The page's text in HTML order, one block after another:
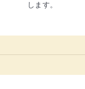
します。